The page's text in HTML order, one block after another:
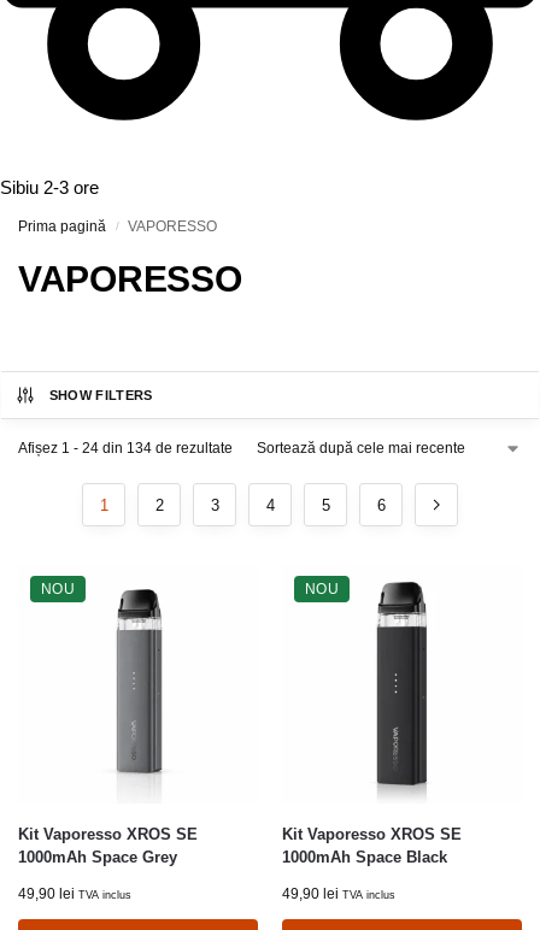
Sibiu 2-3 ore
Prima pagină / VAPORESSO
VAPORESSO
SHOW FILTERS
Afișez 1 - 24 din 134 de rezultate
1 2 3 4 5 6
NOU
Kit Vaporesso XROS SE
1000mAh Space Grey
49,90 lei TVA inclus
NOU
Kit Vaporesso XROS SE
1000mAh Space Black
49,90 lei TVA inclus